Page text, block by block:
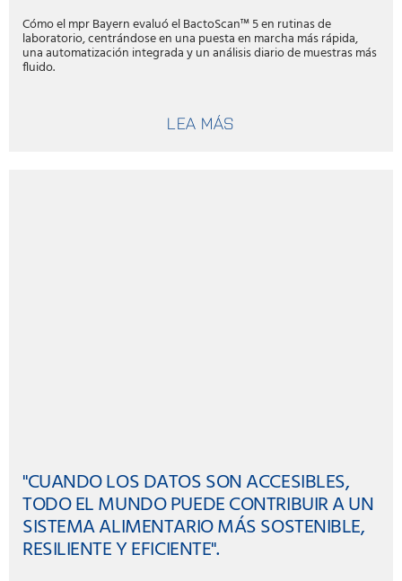
Cómo el mpr Bayern evaluó el BactoScan™ 5 en rutinas de
laboratorio, centrándose en una puesta en marcha más rápida,
una automatización integrada y un análisis diario de muestras más
fluido.
LEA MÁS
"CUANDO LOS DATOS SON ACCESIBLES,
TODO EL MUNDO PUEDE CONTRIBUIR A UN
SISTEMA ALIMENTARIO MÁS SOSTENIBLE,
RESILIENTE Y EFICIENTE".